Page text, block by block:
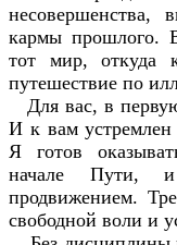
несовершенства,
кармы прошлого.
тот мир, откуда
путешествие по
Для вас, в
И к вам
Я готов
начале Пути, и
продвижением.
свободной воли и